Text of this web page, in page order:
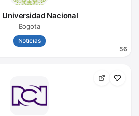
56
Universidad Nacional
Bogota
Noticias